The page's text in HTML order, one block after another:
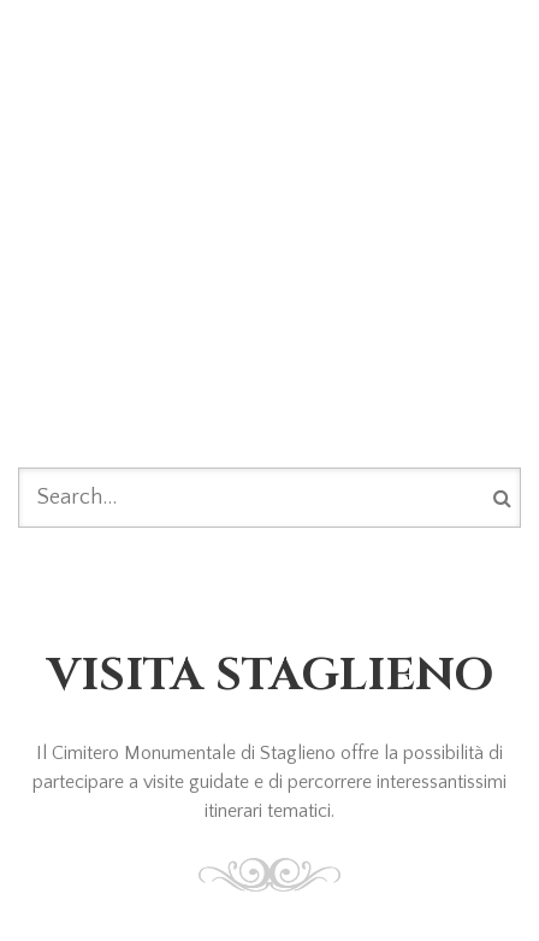
FORM DI RICERCA
VISITA STAGLIENO
Il Cimitero Monumentale di Staglieno offre la possibilità di
partecipare a visite guidate e di percorrere interessantissimi
itinerari tematici.